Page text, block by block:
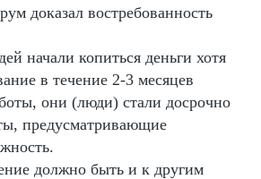
доказал востребованность
начали копиться деньги хотя
в течение 2-3 месяцев
они (люди) стали досрочно
предусматривающие
должно быть и к другим